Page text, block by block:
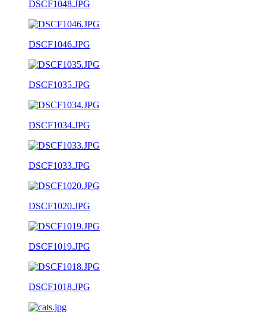
DSCF1048.JPG
DSCF1046.JPG
DSCF1035.JPG
DSCF1034.JPG
DSCF1033.JPG
DSCF1020.JPG
DSCF1019.JPG
DSCF1018.JPG